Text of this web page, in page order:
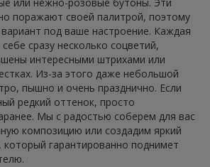
или нежно-розовые бутоны. Эти
поражают своей палитрой, поэтому
под ваше настроение. Каждая
сразу несколько соцветий,
интересными штрихами или
Из-за этого даже небольшой
пышно и очень празднично. Если
редкий оттенок, просто
Мы с радостью соберем для вас
композицию или создадим яркий
который гарантированно поднимет